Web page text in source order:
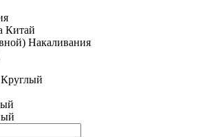
Китай
Накаливания
Круглый